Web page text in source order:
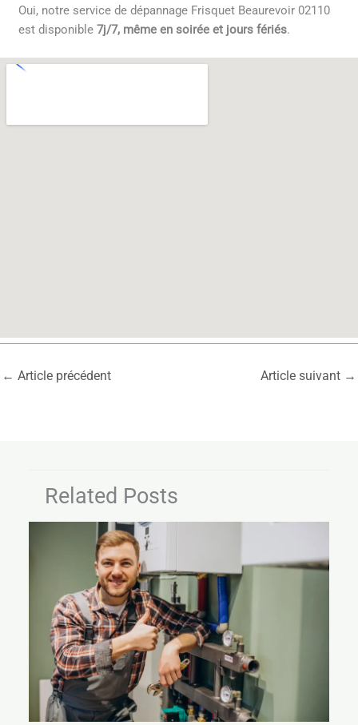
Oui, notre service de dépannage Frisquet Beaurevoir 02110
est disponible7j/7, même en soirée et jours fériés.
← Article précédent Article suivant →
Related Posts